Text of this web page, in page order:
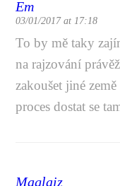
Em
03/01/2017 at 17:18
To by mě taky
na rajzování
zakoušet jiné
proces dostat se
Maglaiz